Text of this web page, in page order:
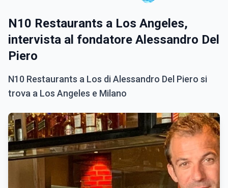
N10 Restaurants a Los Angeles,
intervista al fondatore Alessandro Del
Piero
N10 Restaurants a Los di Alessandro Del Piero si
trova a Los Angeles e Milano